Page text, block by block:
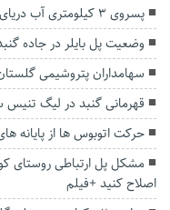
پسروی ۳ کیلومتری آب دریای خزر/ پرورش ماهی مختل شد
وضعیت پل بایلر در جاده
سهامداران پتروشیمی
قهرمانی گنبد در لیگ‌
حرکت اتوبوس ها از
مشکل پل ارتباطی روستای
اصلاح کنید +فیلم